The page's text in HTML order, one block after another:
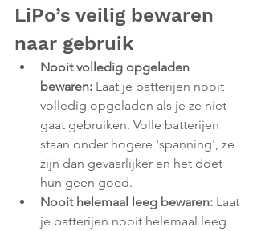
LiPo’s veilig bewaren
naar gebruik
Nooit volledig opgeladen
bewaren: Laat je batterijen nooit
volledig opgeladen als je ze niet
gaat gebruiken. Volle batterijen
staan onder hogere 'spanning', ze
zijn dan gevaarlijker en het doet
hun geen goed.
Nooit helemaal leeg bewaren: Laat
je batterijen nooit helemaal leeg